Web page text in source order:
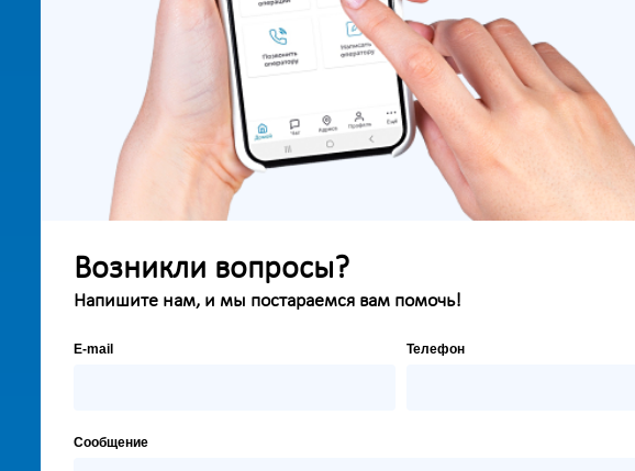
Возникли вопросы?
Напишите нам, и мы постараемся вам помочь!
E-mail Телефон
Сообщение